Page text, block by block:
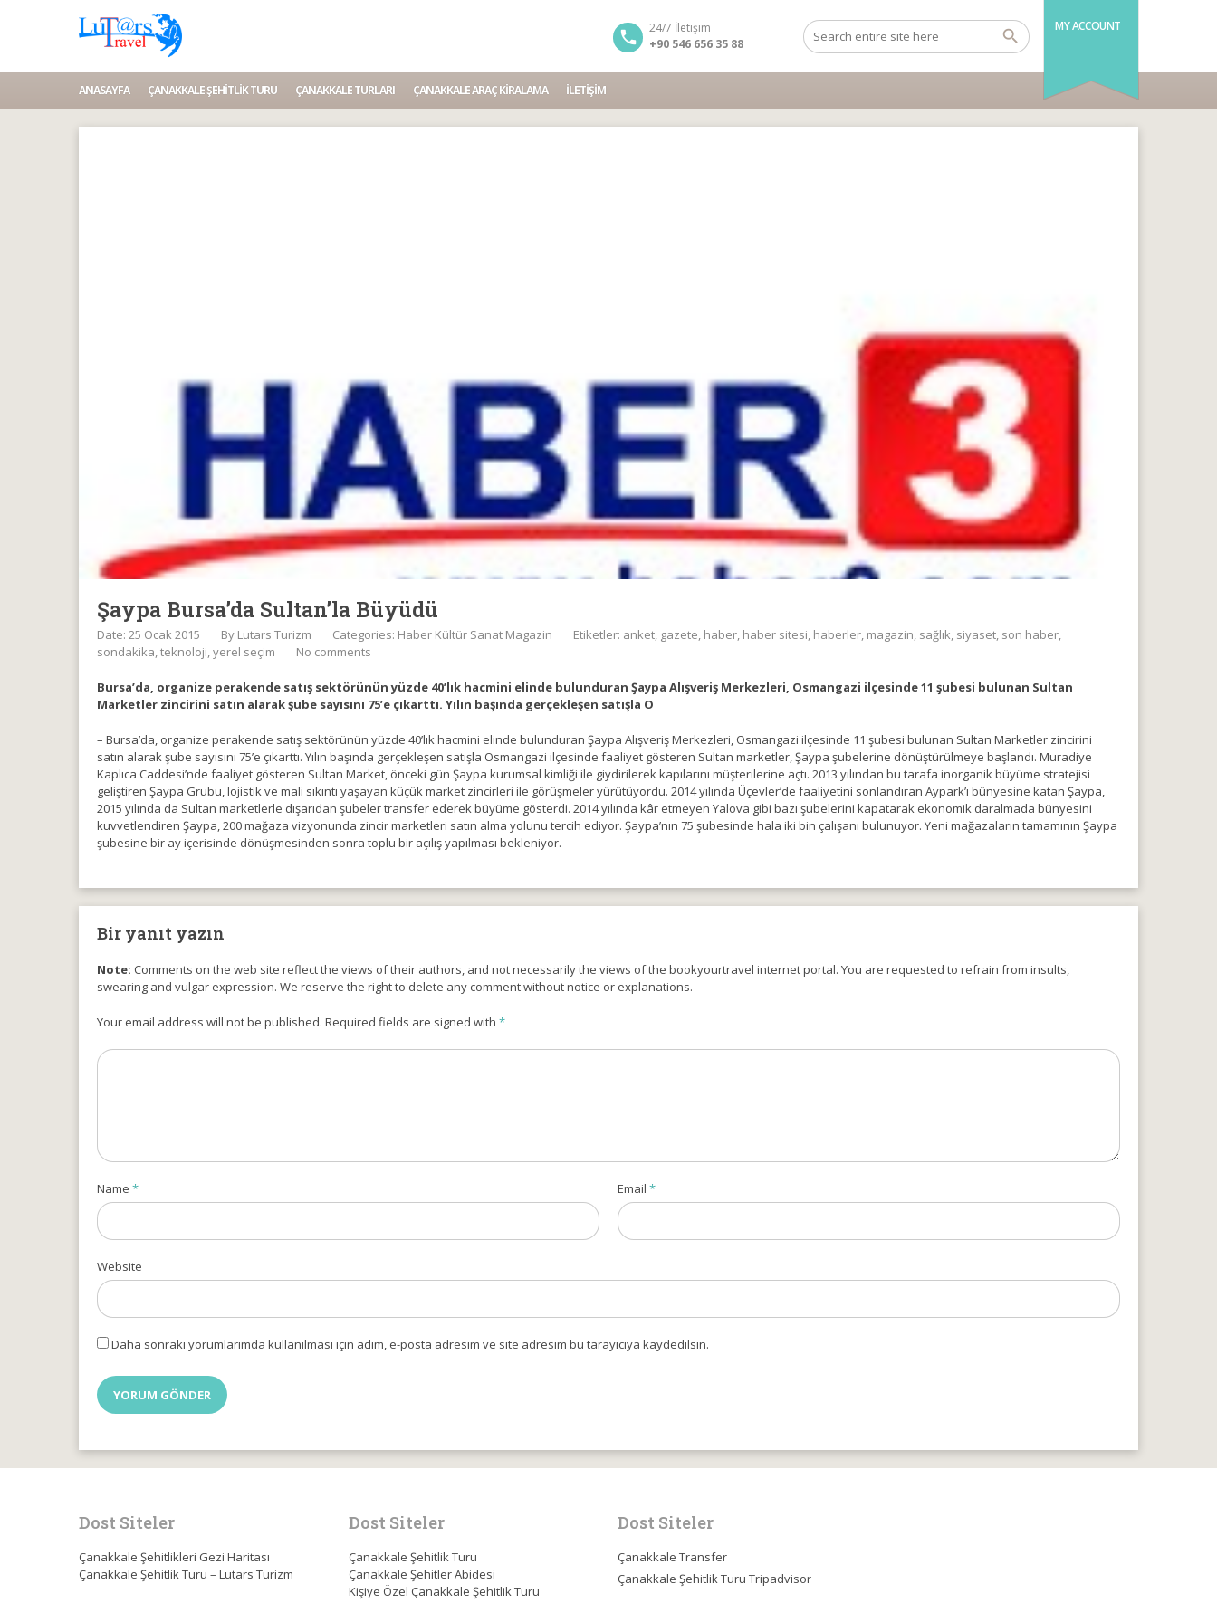
MY ACCOUNT
24/7 İletişim
+90 546 656 35 88
ANASAYFA ÇANAKKALE ŞEHITLIK TURU ÇANAKKALE TURLARI ÇANAKKALE ARAÇ KIRALAMA İLETIŞIM
Şaypa Bursa’da Sultan’la Büyüdü
Date: 25 Ocak 2015 By Lutars Turizm Categories: Haber Kültür Sanat Magazin Etiketler: anket, gazete, haber, haber sitesi, haberler, magazin, sağlık, siyaset, son haber,
sondakika,teknoloji,yerel seçim No comments
Bursa’da, organize perakende satış sektörünün yüzde 40’lık hacmini elinde bulunduran Şaypa Alışveriş Merkezleri, Osmangazi ilçesinde 11 şubesi bulunan Sultan
Marketler zincirini satın alarak şube sayısını 75’e çıkarttı. Yılın başında gerçekleşen satışla O
– Bursa’da, organize perakende satış sektörünün yüzde 40’lık hacmini elinde bulunduran Şaypa Alışveriş Merkezleri, Osmangazi ilçesinde 11 şubesi bulunan Sultan Marketler zincirini
satın alarak şube sayısını 75’e çıkarttı. Yılın başında gerçekleşen satışla Osmangazi ilçesinde faaliyet gösteren Sultan marketler, Şaypa şubelerine dönüştürülmeye başlandı. Muradiye
Kaplıca Caddesi’nde faaliyet gösteren Sultan Market, önceki gün Şaypa kurumsal kimliği ile giydirilerek kapılarını müşterilerine açtı. 2013 yılından bu tarafa inorganik büyüme stratejisi
geliştiren Şaypa Grubu, lojistik ve mali sıkıntı yaşayan küçük market zincirleri ile görüşmeler yürütüyordu. 2014 yılında Üçevler’de faaliyetini sonlandıran Aypark’ı bünyesine katan Şaypa,
2015 yılında da Sultan marketlerle dışarıdan şubeler transfer ederek büyüme gösterdi. 2014 yılında kâr etmeyen Yalova gibi bazı şubelerini kapatarak ekonomik daralmada bünyesini
kuvvetlendiren Şaypa, 200 mağaza vizyonunda zincir marketleri satın alma yolunu tercih ediyor. Şaypa’nın 75 şubesinde hala iki bin çalışanı bulunuyor. Yeni mağazaların tamamının Şaypa
şubesine bir ay içerisinde dönüşmesinden sonra toplu bir açılış yapılması bekleniyor.
Bir yanıt yazın
Note: Comments on the web site reflect the views of their authors, and not necessarily the views of the bookyourtravel internet portal. You are requested to refrain from insults,
swearing and vulgar expression. We reserve the right to delete any comment without notice or explanations.
Your email address will not be published. Required fields are signed with *
Name * Email *
Website
Daha sonraki yorumlarımda kullanılması için adım, e-posta adresim ve site adresim bu tarayıcıya kaydedilsin.
Dost Siteler
Çanakkale Şehitlikleri Gezi Haritası
Çanakkale Şehitlik Turu – Lutars Turizm
Dost Siteler
Çanakkale Şehitlik Turu
Çanakkale Şehitler Abidesi
Kişiye Özel Çanakkale Şehitlik Turu
Dost Siteler
Çanakkale Transfer
Çanakkale Şehitlik Turu Tripadvisor